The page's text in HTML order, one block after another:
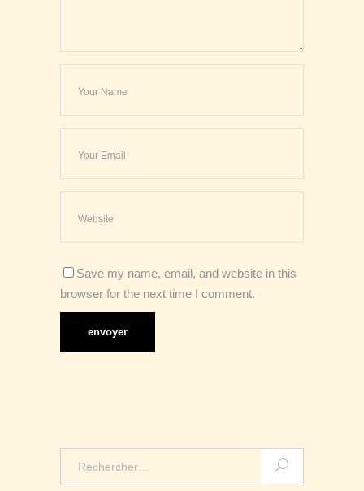
Save my name, email, and website in this
browser for the next time I comment.